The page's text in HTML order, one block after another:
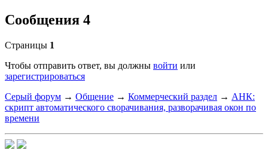
Сообщения 4
Страницы 1
Чтобы отправить ответ, вы должны войти или
зарегистрироваться
Серый форум → Общение → Коммерческий раздел → АНК:
скрипт автоматического сворачивания, разворачивая окон по
времени